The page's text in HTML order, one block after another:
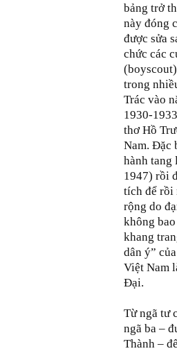
bảng trở
này đóng
được sửa
chức các
trong
Trác vào
1930-
thơ Hồ
Nam. Đặc
hành tang
1947) rồi
tích để rồi
rộng do
không
khang
dân ý”
Việt Nam
Đại.
Từ ngã tư
ngã ba –
Thành –